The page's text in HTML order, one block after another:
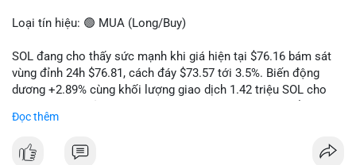
Loại tín hiệu: 🟢 MUA (Long/Buy)
SOL đang cho thấy sức mạnh khi giá hiện tại $76.16 bám sát
vùng đỉnh 24h $76.81, cách đáy $73.57 tới 3.5%. Biến động
dương +2.89% cùng khối lượng giao dịch 1.42 triệu SOL cho
hoàn toàn nhịp điều chỉnh.
Khuyến nghị giao dịch cụ thể:
Đọc thêm